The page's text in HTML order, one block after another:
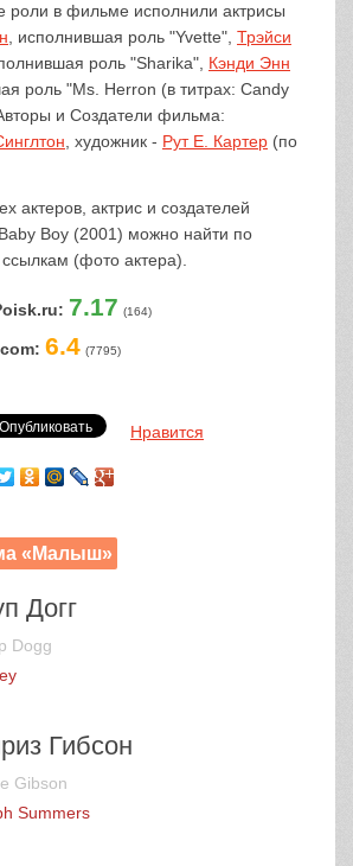
роли в фильме исполнили актрисы
, исполнившая роль "Yvette", Трэйси
роль "Sharika", Кэнди Энн
роль "Ms. Herron (в титрах: Candy
и Создатели фильма:
, художник - Рут Е. Картер (по
актеров, актрис и создателей
Boy (2001) можно найти по
(фото актера).
7.17 (164)
6.4 (7795)
Нравится
«Малыш»
Догг
Dogg
Гибсон
Gibson
Summers